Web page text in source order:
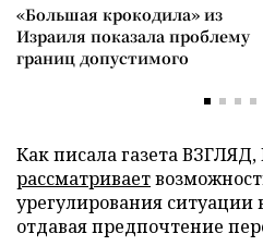
«Большая крокодила» из
Израиля показала проблему
границ допустимого
Как писала газета ВЗГЛЯД,
рассматривает
урегулирования ситуации
отдавая предпочтение